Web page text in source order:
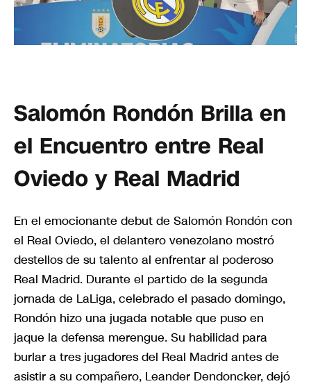
Salomón Rondón Brilla en
el Encuentro entre Real
Oviedo y Real Madrid
En el emocionante debut de Salomón Rondón con
el Real Oviedo, el delantero venezolano mostró
destellos de su talento al enfrentar al poderoso
Real Madrid. Durante el partido de la segunda
jornada de LaLiga, celebrado el pasado domingo,
Rondón hizo una jugada notable que puso en
jaque la defensa merengue. Su habilidad para
burlar a tres jugadores del Real Madrid antes de
asistir a su compañero, Leander Dendoncker, dejó